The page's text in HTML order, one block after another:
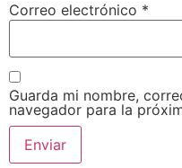
Correo electrónico *
Guarda mi nombre,
navegador para la